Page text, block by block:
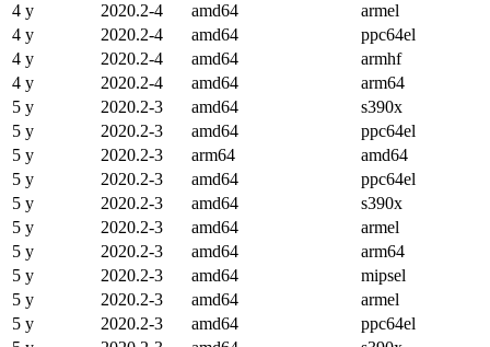
4 y
2020.2-4 amd64
armel
4 y
2020.2-4 amd64
ppc64el
4 y
2020.2-4 amd64
armhf
4 y
2020.2-4 amd64
arm64
5 y
2020.2-3 amd64
s390x
5 y
2020.2-3 amd64
ppc64el
5 y
2020.2-3 arm64
amd64
5 y
2020.2-3 amd64
ppc64el
5 y
2020.2-3 amd64
s390x
5 y
2020.2-3 amd64
armel
5 y
2020.2-3 amd64
arm64
5 y
2020.2-3 amd64
mipsel
5 y
2020.2-3 amd64
armel
5 y
2020.2-3 amd64
ppc64el